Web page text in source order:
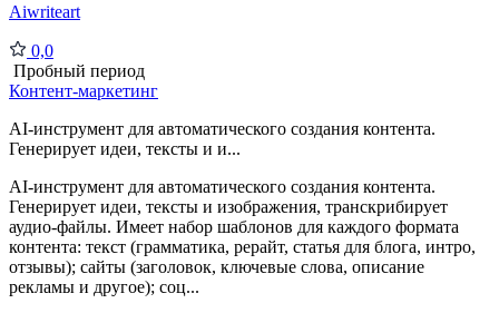
Aiwriteart
0,0
Пробный период
Контент-маркетинг
AI-инструмент для автоматического создания контента.
Генерирует идеи, тексты и и...
AI-инструмент для автоматического создания контента.
Генерирует идеи, тексты и изображения, транскрибирует
аудио-файлы. Имеет набор шаблонов для каждого формата
контента: текст (грамматика, рерайт, статья для блога, интро,
отзывы); сайты (заголовок, ключевые слова, описание
рекламы и другое); соц...